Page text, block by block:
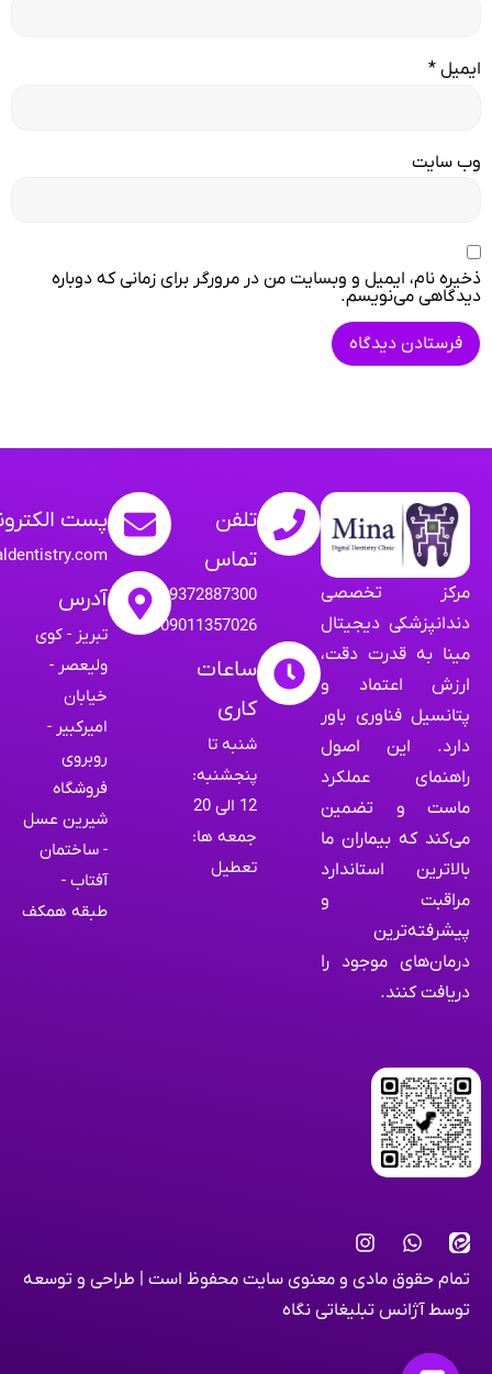
ایمیل *
وب‌ سایت
ذخیره نام، ایمیل و وبسایت من در مرورگر برای زمانی که دوباره
دیدگاهی می‌نویسم.
مرکز تخصصی
دندانپزشکی دیجیتال
مینا به قدرت دقت،
ارزش اعتماد و
پتانسیل فناوری باور
دارد. این اصول
راهنمای عملکرد
ماست و تضمین
می‌کند که بیماران ما
بالاترین استاندارد
مراقبت و
پیشرفته‌ترین
درمان‌های موجود را
دریافت کنند.
تلفن
تماس
09372887300
09011357026
ساعات
کاری
شنبه تا
پنجشنبه:
12 الی 20
جمعه ها:
تعطیل
پست
آدرس
تبریز - کوی
ولیعصر -
خیابان
امیرکبیر -
روبروی
فروشگاه
شیرین عسل
- ساختمان
آفتاب -
طبقه همکف
تمام حقوق مادی و معنوی سایت محفوظ است | طراحی و توسعه
توسطآژانس تبلیغاتی نگاه